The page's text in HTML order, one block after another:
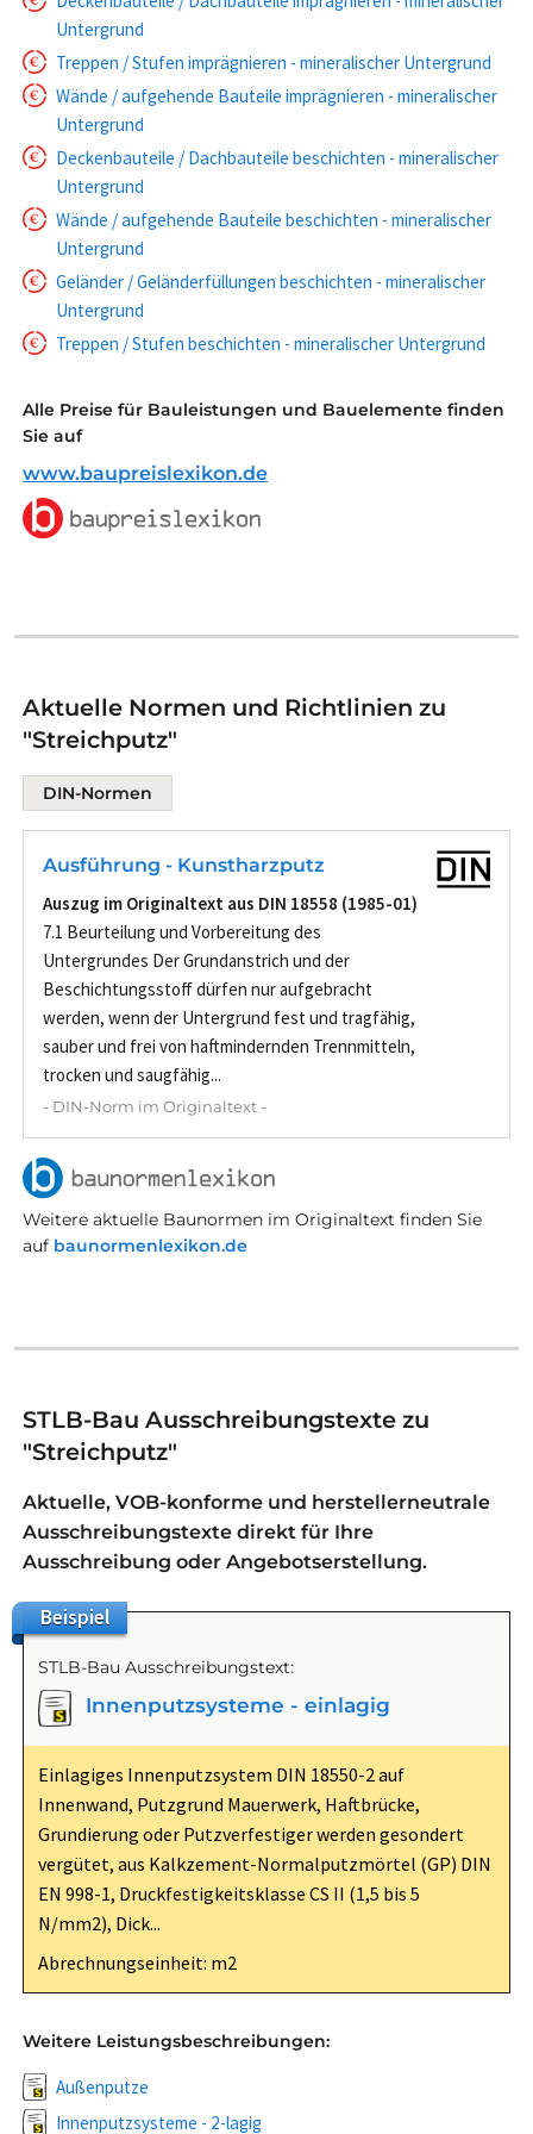
Untergrund
Treppen / Stufen imprägnieren - mineralischer Untergrund
Wände / aufgehende Bauteile imprägnieren - mineralischer
Untergrund
Deckenbauteile / Dachbauteile beschichten - mineralischer
Untergrund
Wände / aufgehende Bauteile beschichten - mineralischer
Untergrund
Geländer / Geländerfüllungen beschichten - mineralischer
Untergrund
Treppen / Stufen beschichten - mineralischer Untergrund
Alle Preise für Bauleistungen und Bauelemente finden
Sie auf
www.baupreislexikon.de
Aktuelle Normen und Richtlinien zu
"Streichputz"
DIN-Normen
Ausführung - Kunstharzputz
Auszug im Originaltext aus DIN 18558 (1985-01)
7.1 Beurteilung und Vorbereitung des
Untergrundes Der Grundanstrich und der
Beschichtungsstoff dürfen nur aufgebracht
werden, wenn der Untergrund fest und tragfähig,
sauber und frei von haftmindernden Trennmitteln,
trocken und saugfähig...
- DIN-Norm im Originaltext -
Weitere aktuelle Baunormen im Originaltext finden Sie
auf baunormenlexikon.de
STLB-Bau Ausschreibungstexte zu
"Streichputz"
Aktuelle, VOB-konforme und herstellerneutrale
Ausschreibungstexte direkt für Ihre
Ausschreibung oder Angebotserstellung.
Beispiel
STLB-Bau Ausschreibungstext:
Innenputzsysteme - einlagig
Einlagiges Innenputzsystem DIN 18550-2 auf
Innenwand, Putzgrund Mauerwerk, Haftbrücke,
Grundierung oder Putzverfestiger werden gesondert
vergütet, aus Kalkzement-Normalputzmörtel (GP) DIN
EN 998-1, Druckfestigkeitsklasse CS II (1,5 bis 5
N/mm2), Dick...
Abrechnungseinheit: m2
Weitere Leistungsbeschreibungen:
Außenputze
Innenputzsysteme - 2-lagig